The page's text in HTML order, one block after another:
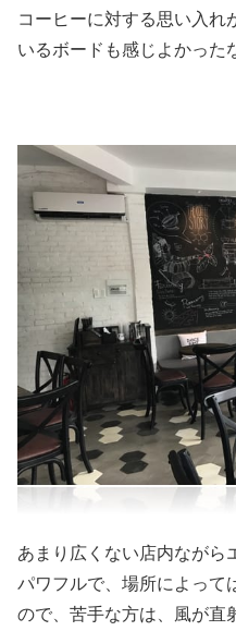
コーヒーに対する思い入れ
いるボードも感じよかった
あまり広くない店内ながら
パワフルで、場所によって
ので、苦手な方は、風が直